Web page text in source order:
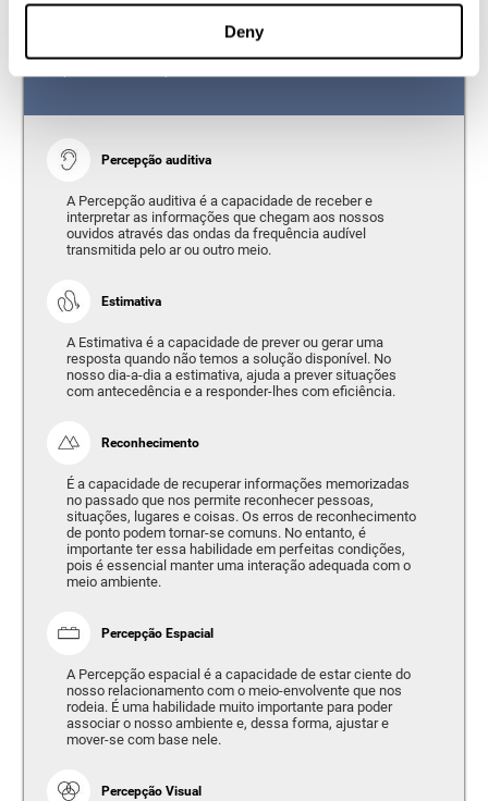
Deny
Percepção
Percepção auditiva
A Percepção auditiva é a capacidade de receber e
interpretar as informações que chegam aos nossos
ouvidos através das ondas da frequência audível
transmitida pelo ar ou outro meio.
Estimativa
A Estimativa é a capacidade de prever ou gerar uma
resposta quando não temos a solução disponível. No
nosso dia-a-dia a estimativa, ajuda a prever situações
com antecedência e a responder-lhes com eficiência.
Reconhecimento
É a capacidade de recuperar informações memorizadas
no passado que nos permite reconhecer pessoas,
situações, lugares e coisas. Os erros de reconhecimento
de ponto podem tornar-se comuns. No entanto, é
importante ter essa habilidade em perfeitas condições,
pois é essencial manter uma interação adequada com o
meio ambiente.
Percepção Espacial
A Percepção espacial é a capacidade de estar ciente do
nosso relacionamento com o meio-envolvente que nos
rodeia. É uma habilidade muito importante para poder
associar o nosso ambiente e, dessa forma, ajustar e
mover-se com base nele.
Percepção Visual